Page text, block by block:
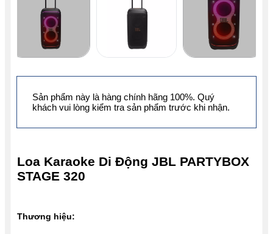
Loa Karaoke Di Động JBL PARTYBOX
STAGE 320
Thương hiệu:
Sản phẩm này là hàng chính hãng 100%. Quý
khách vui lòng kiểm tra sản phẩm trước khi nhận.